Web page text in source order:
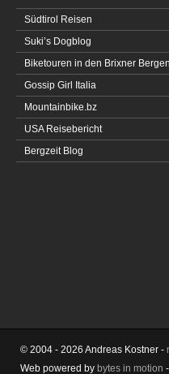
Südtirol Reisen
Suki’s Dogblog
Biketouren in den Brixner Bergen
Gossip Girl Italia
Mountainbike.bz
USA Reisebericht
Bergzeit Blog
© 2004 - 2026 Andreas Kostner -
Web powered by bytes in motion